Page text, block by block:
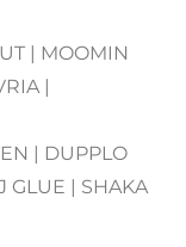
| MOOMIN
|
| DUPPLO
GLUE | SHAKA